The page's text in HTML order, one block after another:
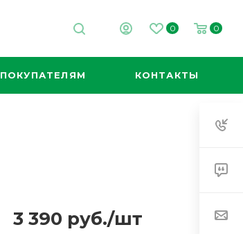
0 0
ПОКУПАТЕЛЯМ КОНТАКТЫ
3 390 руб./шт